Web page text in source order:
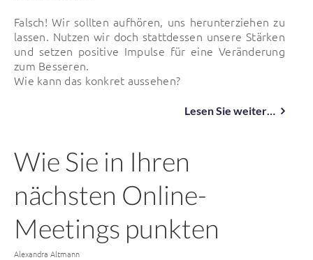
Falsch! Wir sollten aufhören, uns herunterziehen zu
lassen. Nutzen wir doch stattdessen unsere Stärken
und setzen positive Impulse für eine Veränderung
zum Besseren.
Wie kann das konkret aussehen?
Lesen Sie weiter…
Wie Sie in Ihren
nächsten Online-
Meetings punkten
Von
Alexandra Altmann